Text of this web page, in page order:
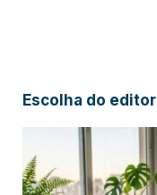
Escolha do editor